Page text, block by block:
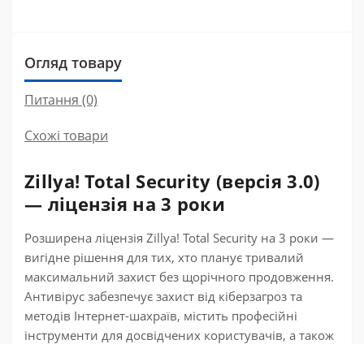
Огляд товару
Питання (0)
Схожі товари
Zillya! Total Security (версія 3.0)
— ліцензія на 3 роки
Розширена ліцензія Zillya! Total Security на 3 роки —
вигідне рішення для тих, хто планує тривалий
максимальний захист без щорічного продовження.
Антивірус забезпечує захист від кіберзагроз та
методів Інтернет-шахраїв, містить професійні
інструменти для досвідчених користувачів, а також